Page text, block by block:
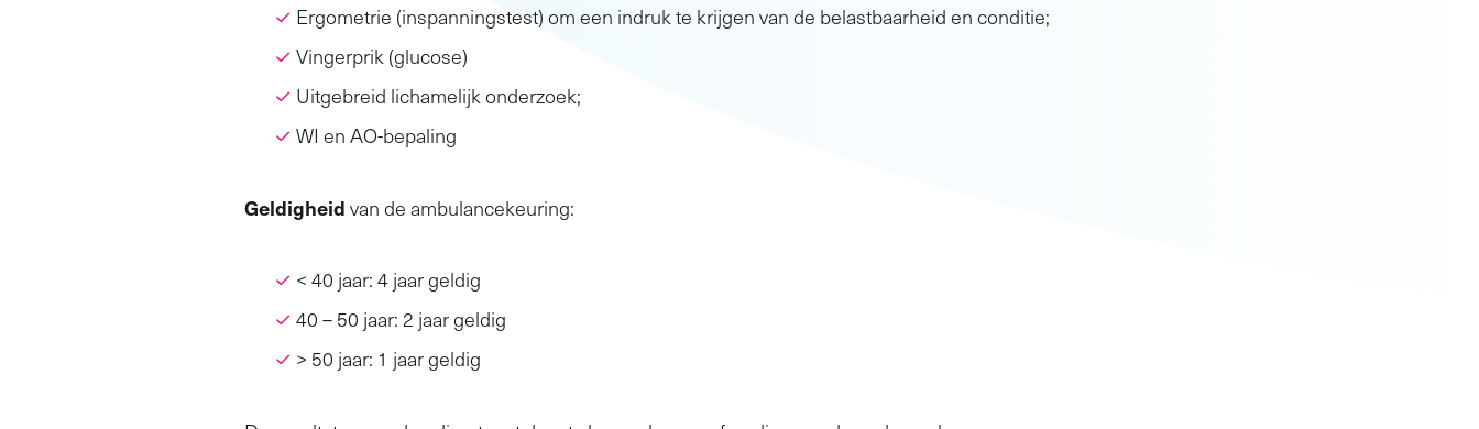
Ergometrie (inspanningstest) om een indruk te krijgen van de belastbaarheid en conditie;
Vingerprik (glucose)
Uitgebreid lichamelijk onderzoek;
WI en AO-bepaling
Geldigheid van de ambulancekeuring:
< 40 jaar: 4 jaar geldig
40 – 50 jaar: 2 jaar geldig
> 50 jaar: 1 jaar geldig